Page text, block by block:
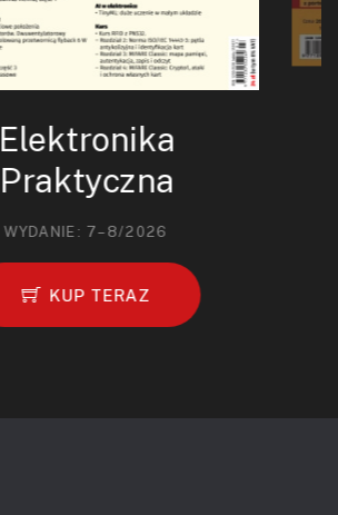
Elektronika
Praktyczna
WYDANIE: 7–8/2026
KUP TERAZ